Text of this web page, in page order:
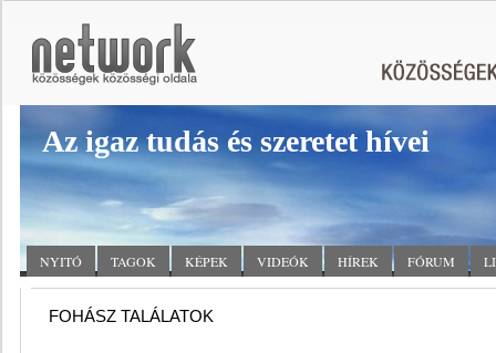
Az igaz tudás és szeretet hívei
NYITÓ TAGOK KÉPEK VIDEÓK HÍREK FÓRUM
FOHÁSZ TALÁLATOK